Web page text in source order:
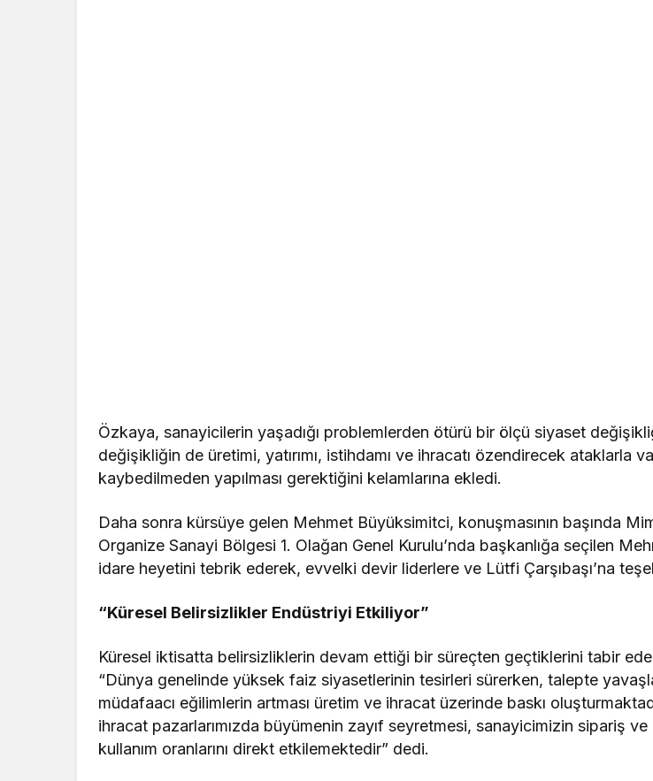
Özkaya, sanayicilerin yaşadığı problemlerden ötürü bir ölçü siyaset
değişikliğin de üretimi, yatırımı, istihdamı ve ihracatı özendirecek ataklarla
kaybedilmeden yapılması gerektiğini kelamlarına ekledi.
Daha sonra kürsüye gelen Mehmet Büyüksimitci, konuşmasının başında
Organize Sanayi Bölgesi 1. Olağan Genel Kurulu’nda başkanlığa seçilen
idare heyetini tebrik ederek, evvelki devir liderlere ve Lütfi Çarşıbaşı’na
“Küresel Belirsizlikler Endüstriyi Etkiliyor”
Küresel iktisatta belirsizliklerin devam ettiği bir süreçten geçtiklerini tabir
“Dünya genelinde yüksek faiz siyasetlerinin tesirleri sürerken, talepte
müdafaacı eğilimlerin artması üretim ve ihracat üzerinde baskı
ihracat pazarlarımızda büyümenin zayıf seyretmesi, sanayicimizin sipariş
kullanım oranlarını direkt etkilemektedir” dedi.